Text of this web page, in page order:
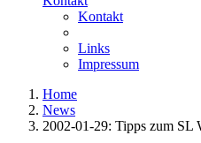
Kontakt
Links
Impressum
Home
News
2002-01-29: Tipps zum SL